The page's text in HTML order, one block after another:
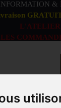
&
L'ATELIER
LES